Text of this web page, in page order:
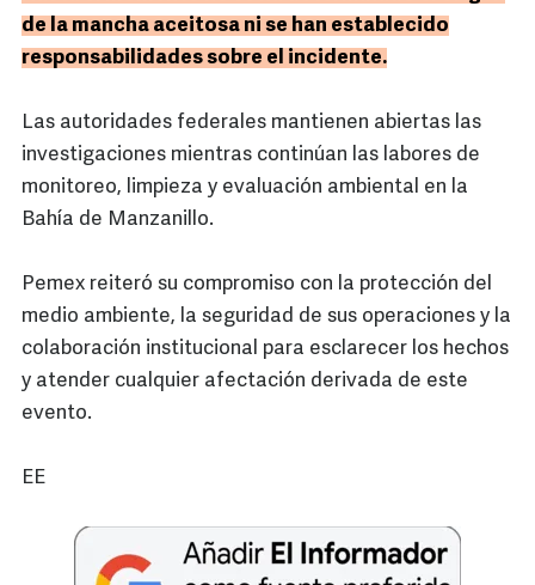
de la mancha aceitosa ni se han establecido
responsabilidades sobre el incidente.
Las autoridades federales mantienen abiertas las
investigaciones mientras continúan las labores de
monitoreo, limpieza y evaluación ambiental en la
Bahía de Manzanillo.
Pemex reiteró su compromiso con la protección del
medio ambiente, la seguridad de sus operaciones y la
colaboración institucional para esclarecer los hechos
y atender cualquier afectación derivada de este
evento.
EE